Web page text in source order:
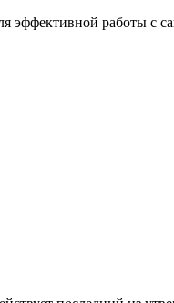
эффективной работы с